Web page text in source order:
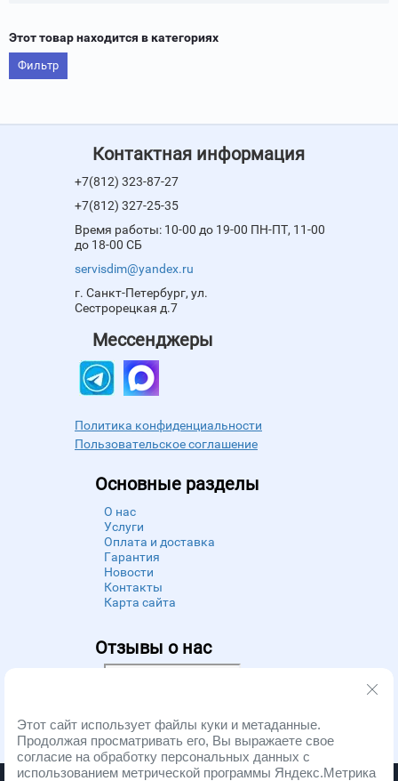
Этот товар находится в категориях
Фильтр
Контактная информация
+7(812) 323-87-27
+7(812) 327-25-35
Время работы: 10-00 до 19-00 ПН-ПТ, 11-00
до 18-00 СБ
servisdim@yandex.ru
г. Санкт-Петербург, ул.
Сестрорецкая д.7
Мессенджеры
Политика конфиденциальности
Пользовательское соглашение
Основные разделы
О нас
Услуги
Оплата и доставка
Гарантия
Новости
Контакты
Карта сайта
Отзывы о нас
Powered byZoon
Этот сайт использует файлы куки и метаданные.
Продолжая просматривать его, Вы выражаете свое
согласие на обработку персональных данных с
использованием метрической программы Яндекс.Метрика